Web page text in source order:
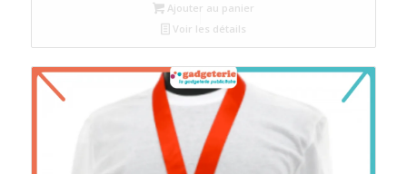
Ajouter au panier
Voir les détails